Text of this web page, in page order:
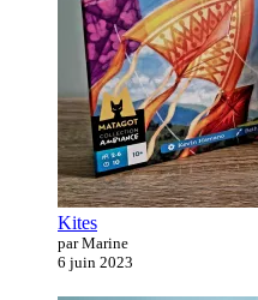
Kites
par Marine
6 juin 2023